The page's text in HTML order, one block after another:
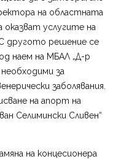
на областната
услугите на
другото решение се
наем на МБАЛ „Д-р
за
заболявания.
на апорт на
Селимински Сливен“
на концесионера